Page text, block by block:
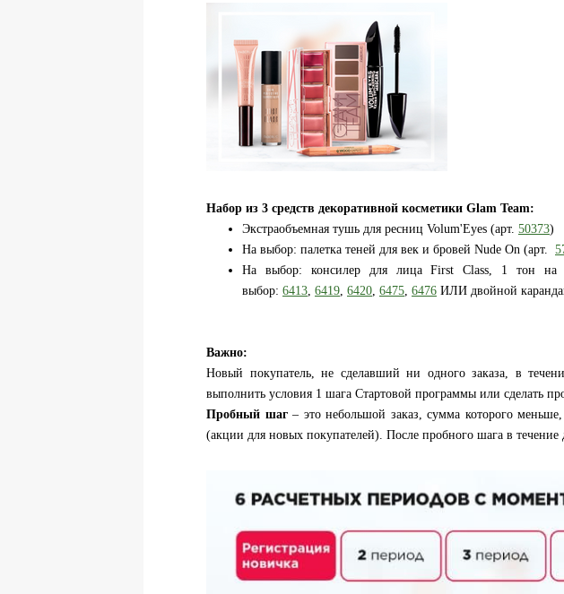
Набор из 3 средств декоративной косметики Glam Team:
Экстраобъемная тушь для ресниц Volum'Eyes (арт. 50373)
На выбор: палетка теней для век и бровей Nude On (арт.
На выбор: консилер для лица First Class, 1 тон на
выбор: 6413, 6419, 6420, 6475, 6476 ИЛИ двойной
Важно:
Новый покупатель, не сделавший ни одного заказа, в
выполнить условия 1 шага Стартовой программы или сделать
Пробный шаг– это небольшой заказ, сумма которого
(акции для новых покупателей). После пробного шага в